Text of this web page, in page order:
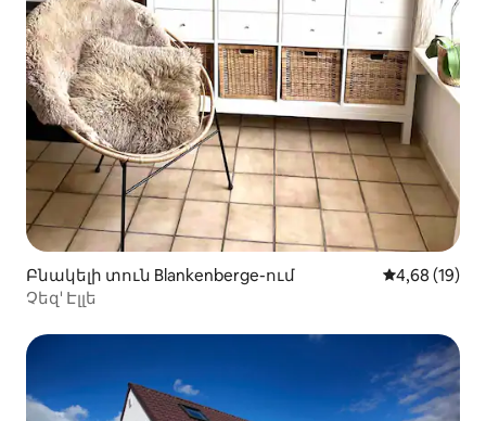
Բնակելի տուն Blankenberge-ում Միջին
4,68 (19)
Չեզ' Էլլե